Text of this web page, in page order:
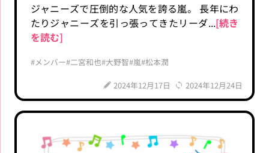
ジャニーズで圧倒的な人気を誇る嵐。 長年にわ
たりジャニーズを引っ張ってきたリーダ...[続き
を読む]
#メンバー#二宮和也#大野智#嵐#松本潤
2024年12月17日 2024年12月24日